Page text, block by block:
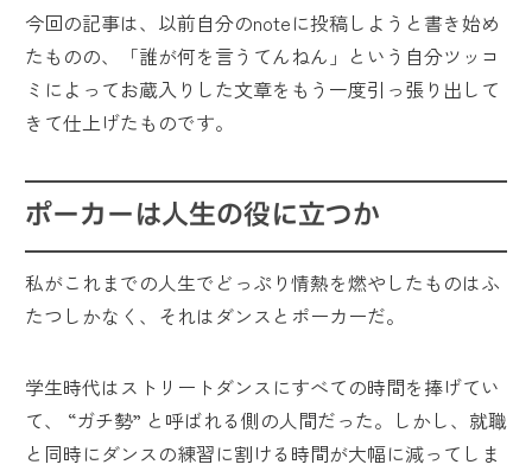
今回の記事は、以前自分のnoteに投稿しようと書き始め
たものの、「誰が何を言うてんねん」という自分ツッコ
ミによってお蔵入りした文章をもう一度引っ張り出して
きて仕上げたものです。
ポーカーは人生の役に立つか
私がこれまでの人生でどっぷり情熱を燃やしたものはふ
たつしかなく、それはダンスとポーカーだ。
学生時代はストリートダンスにすべての時間を捧げてい
て、 “ガチ勢” と呼ばれる側の人間だった。しかし、就職
と同時にダンスの練習に割ける時間が大幅に減ってしま